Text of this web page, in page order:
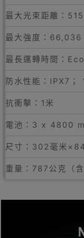
最大光束距離：
最大強度：66,036
最長運轉時間：
防水性能：IPX7；
抗衝擊：1米
電池：3 x 4800
尺寸：302毫米
重量：787公克（含